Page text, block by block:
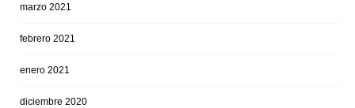
marzo 2021
febrero 2021
enero 2021
diciembre 2020